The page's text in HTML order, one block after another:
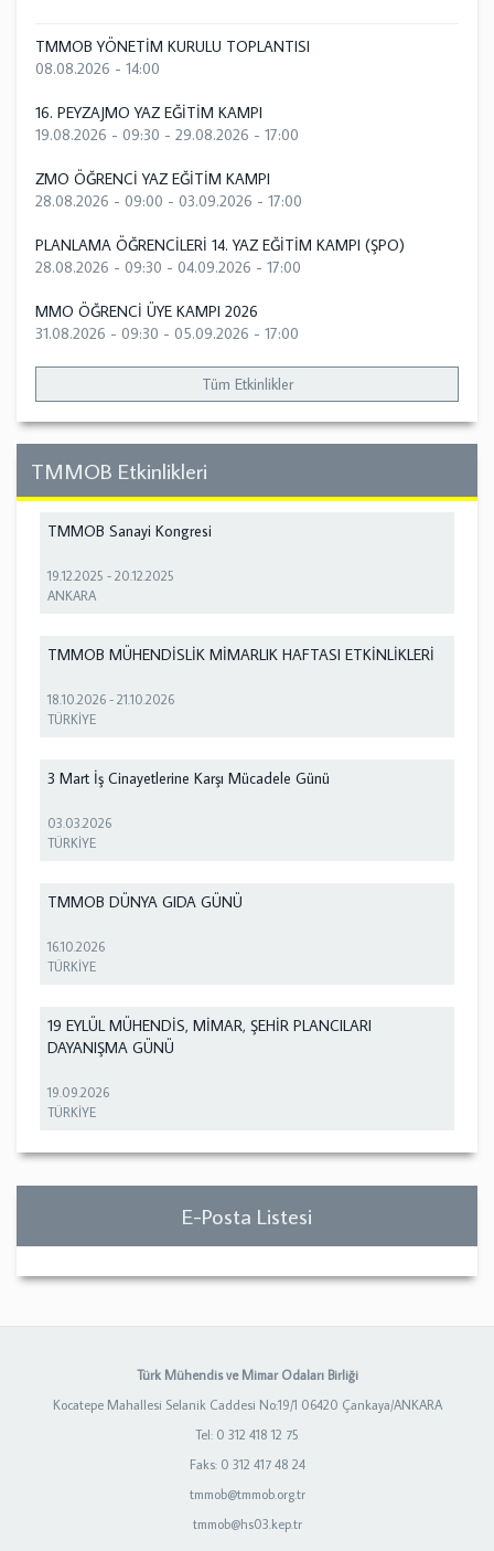
TMMOB YÖNETİM KURULU TOPLANTISI
08.08.2026 - 14:00
16. PEYZAJMO YAZ EĞİTİM KAMPI
19.08.2026 - 09:30 - 29.08.2026 - 17:00
ZMO ÖĞRENCİ YAZ EĞİTİM KAMPI
28.08.2026 - 09:00 - 03.09.2026 - 17:00
PLANLAMA ÖĞRENCİLERİ 14. YAZ EĞİTİM KAMPI (ŞPO)
28.08.2026 - 09:30 - 04.09.2026 - 17:00
MMO ÖĞRENCİ ÜYE KAMPI 2026
31.08.2026 - 09:30 - 05.09.2026 - 17:00
Tüm Etkinlikler
TMMOB Etkinlikleri
TMMOB Sanayi Kongresi
19.12.2025 -20.12.2025
ANKARA
TMMOB MÜHENDİSLİK MİMARLIK HAFTASI ETKİNLİKLERİ
18.10.2026 -21.10.2026
TÜRKİYE
3 Mart İş Cinayetlerine Karşı Mücadele Günü
03.03.2026
TÜRKİYE
TMMOB DÜNYA GIDA GÜNÜ
16.10.2026
TÜRKİYE
19 EYLÜL MÜHENDİS, MİMAR, ŞEHİR PLANCILARI
DAYANIŞMA GÜNÜ
19.09.2026
TÜRKİYE
E-Posta Listesi
Türk Mühendis ve Mimar Odaları Birliği
Kocatepe Mahallesi Selanik Caddesi No:19/1 06420 Çankaya/ANKARA
Tel: 0 312 418 12 75
Faks: 0 312 417 48 24
tmmob@tmmob.org.tr
tmmob@hs03.kep.tr